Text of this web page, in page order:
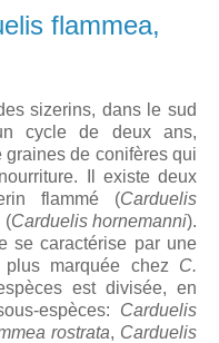
flammea,
sizerins, dans le sud
cycle de deux ans,
de conifères qui
Il existe deux
flammé (Carduelis
(Carduelis hornemanni).
se caractérise par une
marquée chez C.
est divisée, en
espèces: Carduelis
rostrata, Carduelis